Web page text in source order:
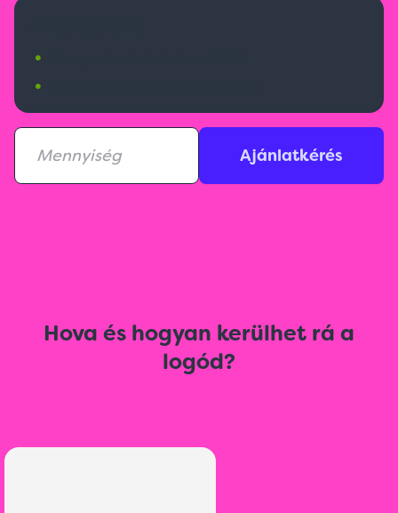
•
•
Ajánlatkérés
Hova és hogyan kerülhet rá a
logód?